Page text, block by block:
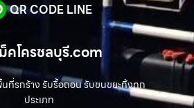
QR CODE LINE
คโครชลบุรี.com
นที่รกร้าง รับรื้อถอน รับขนขยะทิ้งทุก
ประเภท